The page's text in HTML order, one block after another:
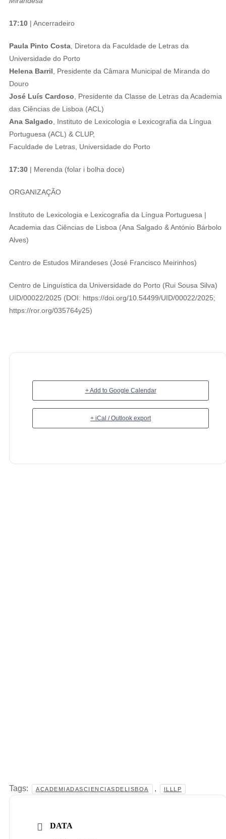
17:10 | Ancerradeiro
Paula Pinto Costa , Diretora da Faculdade de Letras da
Universidade do Porto
Helena Barril , Presidente da Câmara Municipal de Miranda do
Douro
José Luís Cardoso , Presidente da Classe de Letras da Academia
das Ciências de Lisboa (ACL)
Ana Salgado , Instituto de Lexicologia e Lexicografia da Língua
Portuguesa (ACL) & CLUP,
Faculdade de Letras, Universidade do Porto
17:30 | Merenda (folar i bolha doce)
ORGANIZAÇÃO
Instituto de Lexicologia e Lexicografia da Língua Portuguesa |
Academia das Ciências de Lisboa (Ana Salgado & António Bárbolo
Alves)
Centro de Estudos Mirandeses (José Francisco Meirinhos)
Centro de Linguística da Universidade do Porto (Rui Sousa Silva)
UID/00022/2025 (DOI: https://doi.org/10.54499/UID/00022/2025;
https://ror.org/035764y25)
+ Add to Google Calendar
+ iCal / Outlook export
Tags: ACADEMIADASCIENCIASDELISBOA , ILLLP
DATA